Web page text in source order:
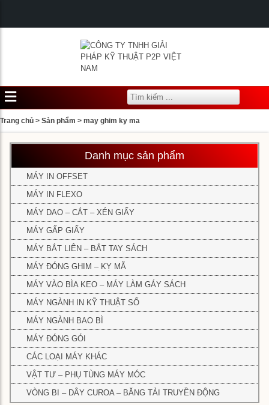
Trang chủ > Sản phẩm > may ghim ky ma
Danh mục sản phẩm
MÁY IN OFFSET
MÁY IN FLEXO
MÁY DAO – CẮT – XÉN GIẤY
MÁY GẤP GIẤY
MÁY BẮT LIÊN – BẮT TAY SÁCH
MÁY ĐÓNG GHIM – KỴ MÃ
MÁY VÀO BÌA KEO – MÁY LÀM GÁY SÁCH
MÁY NGÀNH IN KỸ THUẬT SỐ
MÁY NGÀNH BAO BÌ
MÁY ĐÓNG GÓI
CÁC LOẠI MÁY KHÁC
VẬT TƯ – PHỤ TÙNG MÁY MÓC
VÒNG BI – DÂY CUROA – BĂNG TẢI TRUYỀN ĐỘNG